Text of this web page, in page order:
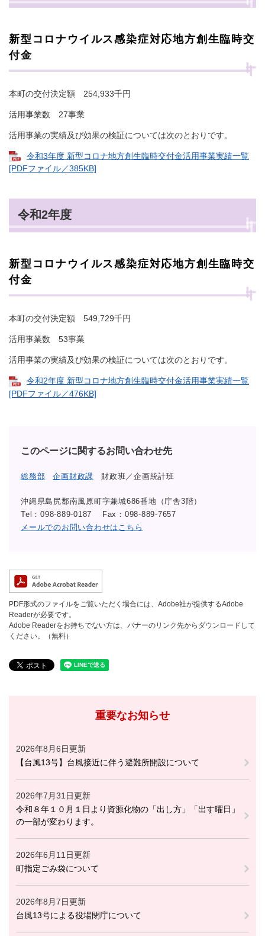
新型コロナウイルス感染症対応地方創生臨時交
付金
本町の交付決定額 254,933千円
活用事業数 27事業
活用事業の実績及び効果の検証については次のとおりです。
令和3年度 新型コロナ地方創生臨時交付金活用事業実績一覧
[PDFファイル／385KB]
令和2年度
新型コロナウイルス感染症対応地方創生臨時交
付金
本町の交付決定額 549,729千円
活用事業数 53事業
活用事業の実績及び効果の検証については次のとおりです。
令和2年度 新型コロナ地方創生臨時交付金活用事業実績一覧
[PDFファイル／476KB]
このページに関するお問い合わせ先
総務部 企画財政課 財政班／企画統計班
沖縄県島尻郡南風原町字兼城686番地（庁舎3階）
Tel：098-889-0187
Fax：098-889-7657
メールでのお問い合わせはこちら
PDF形式のファイルをご覧いただく場合には、Adobe社が提供するAdobe
Readerが必要です。
Adobe Readerをお持ちでない方は、バナーのリンク先からダウンロードして
ください。（無料）
重要なお知らせ
2026年8月6日更新
【台風13号】台風接近に伴う避難所開設について
2026年7月31日更新
令和８年１０月１日より資源化物の「出し方」「出す曜日」
の一部が変わります。
2026年6月11日更新
町指定ごみ袋について
2026年8月7日更新
台風13号による役場閉庁について